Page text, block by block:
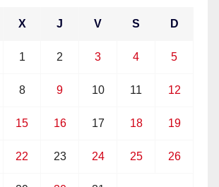
X J V S D
1 2 3 4 5
8 9 10 11 12
15 16 17 18 19
22 23 24 25 26